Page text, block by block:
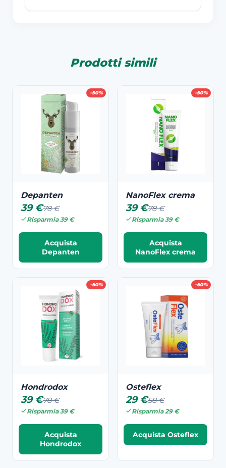
Prodotti simili
-50%
Depanten
39 €78 €
Risparmia 39 €
Acquista
Depanten
-50%
NanoFlex crema
39 €78 €
Risparmia 39 €
Acquista
NanoFlex crema
-50%
Hondrodox
39 €78 €
Risparmia 39 €
Acquista
Hondrodox
-50%
Osteflex
29 €58 €
Risparmia 29 €
Acquista Osteflex